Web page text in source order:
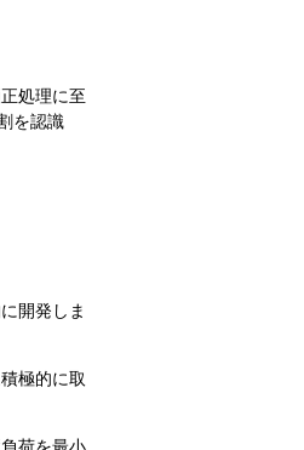
処理に至
を認識
開発しま
極的に取